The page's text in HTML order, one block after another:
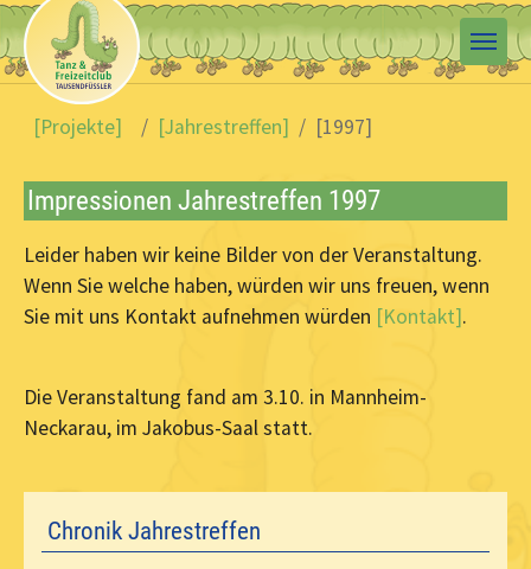
Skip to main content
You are here:
[Projekte]
[Jahrestreffen] [1997]
Impressionen Jahrestreffen 1997
Leider haben wir keine Bilder von der Veranstaltung.
Wenn Sie welche haben, würden wir uns freuen, wenn
Sie mit uns Kontakt aufnehmen würden [Kontakt].
Die Veranstaltung fand am 3.10. in Mannheim-
Neckarau, im Jakobus-Saal statt.
Chronik Jahrestreffen